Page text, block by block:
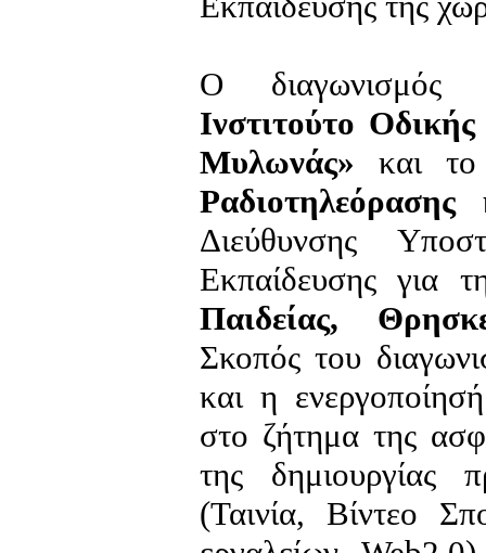
Ο διαγωνισμός
Ινστιτούτο
Μυλωνάς» και
Διεύθυνσης
Εκπαίδευσης για
Παιδείας,
Σκοπός του
και η
στο ζήτημα της
της δημιουργίας
(Ταινία, Βίντεο